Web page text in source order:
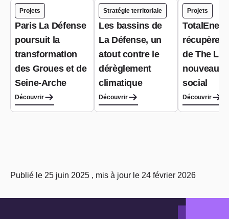
Projets
Paris La Défense
poursuit la
transformation
des Groues et de
Seine-Arche
Découvrir
Stratégie territoriale
Les bassins de
La Défense, un
atout contre le
dérèglement
climatique
Découvrir
Projets
récupère
de The
nouveau
social
Découvrir
Publié le 25 juin 2025 , mis à jour le 24 février 2026